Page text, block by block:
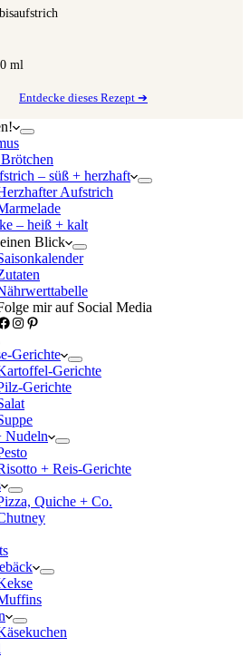
ml
Entdecke dieses Rezept ➔
– süß + herzhaft
Aufstrich
– heiß + kalt
Blick
mir auf Social Media
Instagram
Pinterest
Gerichte
Gerichte
Gerichte
Nudeln
+ Reis-Gerichte
Quiche + Co.